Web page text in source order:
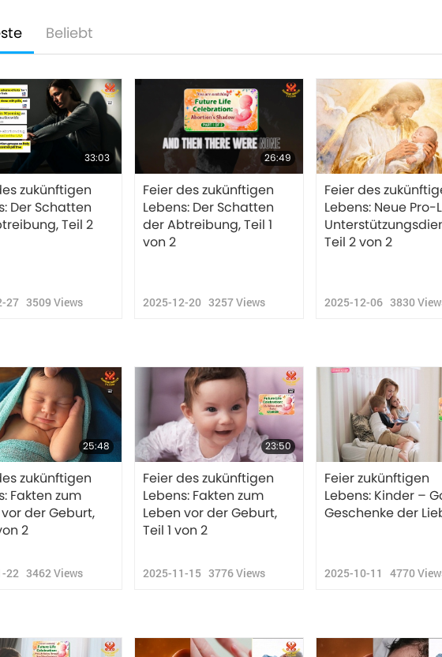
Beliebt
33:03
zukünftigen
Der Schatten
Teil 2
27 3509 Views
26:49
Feier des zukünftigen
Lebens: Der Schatten
der Abtreibung, Teil 1
von 2
2025-12-20 3257Views
Feier des
Lebens: Neue Pro-
Teil 2 von 2
2025-12-06 3830
25:48
zukünftigen
Fakten zum
der Geburt,
2
22 3462 Views
23:50
Feier des zukünftigen
Lebens: Fakten zum
Leben vor der Geburt,
Teil 1 von 2
2025-11-15 3776Views
Feier zukünftigen
Lebens: Kinder –
Geschenke der
2025-10-11 4770